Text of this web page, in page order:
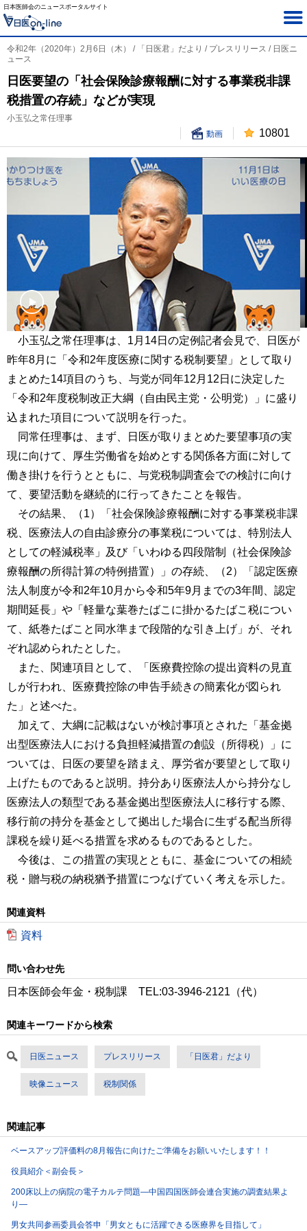
日本医師会のニュースポータルサイト
令和2年（2020年）2月6日（木） / 「日医君」だより / プレスリリース / 日医ニ
ュース
日医要望の「社会保険診療報酬に対する事業税非課
税措置の存続」などが実現
小玉弘之常任理事
動画
10801
小玉弘之常任理事は、1月14日の定例記者会見で、日医が
昨年8月に「令和2年度医療に関する税制要望」として取り
まとめた14項目のうち、与党が同年12月12日に決定した
「令和2年度税制改正大綱（自由民主党・公明党）」に盛り
込まれた項目について説明を行った。
同常任理事は、まず、日医が取りまとめた要望事項の実
現に向けて、厚生労働省を始めとする関係各方面に対して
働き掛けを行うとともに、与党税制調査会での検討に向け
て、要望活動を継続的に行ってきたことを報告。
その結果、（1）「社会保険診療報酬に対する事業税非課
税、医療法人の自由診療分の事業税については、特別法人
としての軽減税率」及び「いわゆる四段階制（社会保険診
療報酬の所得計算の特例措置）」の存続、（2）「認定医療
法人制度が令和2年10月から令和5年9月までの3年間、認定
期間延長」や「軽量な葉巻たばこに掛かるたばこ税につい
て、紙巻たばこと同水準まで段階的な引き上げ」が、それ
ぞれ認められたとした。
また、関連項目として、「医療費控除の提出資料の見直
しが行われ、医療費控除の申告手続きの簡素化が図られ
た」と述べた。
加えて、大綱に記載はないが検討事項とされた「基金拠
出型医療法人における負担軽減措置の創設（所得税）」に
ついては、日医の要望を踏まえ、厚労省が要望として取り
上げたものであると説明。持分あり医療法人から持分なし
医療法人の類型である基金拠出型医療法人に移行する際、
移行前の持分を基金として拠出した場合に生ずる配当所得
課税を繰り延べる措置を求めるものであるとした。
今後は、この措置の実現とともに、基金についての相続
税・贈与税の納税猶予措置につなげていく考えを示した。
関連資料
資料
問い合わせ先
日本医師会年金・税制課 TEL:03-3946-2121（代）
関連キーワードから検索
日医ニュース プレスリリース 「日医君」だより
映像ニュース 税制関係
関連記事
ベースアップ評価料の8月報告に向けたご準備をお願いいたします！！
役員紹介＜副会長＞
200床以上の病院の電子カルテ問題―中国四国医師会連合実施の調査結果よ
り―
男女共同参画委員会答申「男女ともに活躍できる医療界を目指して」